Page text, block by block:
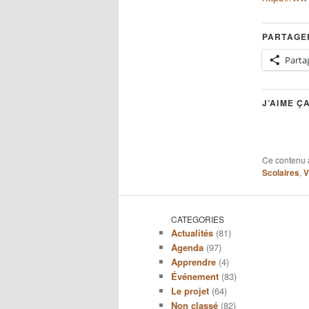
J’AIME
Ce
Scolaires,
CATEGORIES
Actualités (81)
Agenda (97)
Apprendre (4)
Événement (83)
Le projet (64)
Non classé (82)